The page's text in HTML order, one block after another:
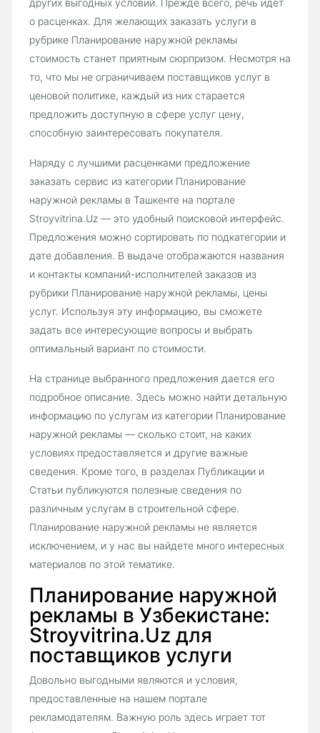
о расценках. Для желающих заказать услуги в
рубрике Планирование наружной рекламы
стоимость станет приятным сюрпризом. Несмотря на
то, что мы не ограничиваем поставщиков услуг в
ценовой политике, каждый из них старается
предложить доступную в сфере услуг цену,
способную заинтересовать покупателя.
Наряду с лучшими расценками предложение
заказать сервис из категории Планирование
наружной рекламы в Ташкенте на портале
Stroyvitrina.Uz — это удобный поисковой интерфейс.
Предложения можно сортировать по подкатегории и
дате добавления. В выдаче отображаются названия
и контакты компаний-исполнителей заказов из
рубрики Планирование наружной рекламы, цены
услуг. Используя эту информацию, вы сможете
задать все интересующие вопросы и выбрать
оптимальный вариант по стоимости.
На странице выбранного предложения дается его
подробное описание. Здесь можно найти детальную
информацию по услугам из категории Планирование
наружной рекламы — сколько стоит, на каких
условиях предоставляется и другие важные
сведения. Кроме того, в разделах Публикации и
Статьи публикуются полезные сведения по
различным услугам в строительной сфере.
Планирование наружной рекламы не является
исключением, и у нас вы найдете много интересных
материалов по этой тематике.
Планирование наружной
рекламы в Узбекистане:
Stroyvitrina.Uz для
поставщиков услуги
Довольно выгодными являются и условия,
предоставленные на нашем портале
рекламодателям. Важную роль здесь играет тот